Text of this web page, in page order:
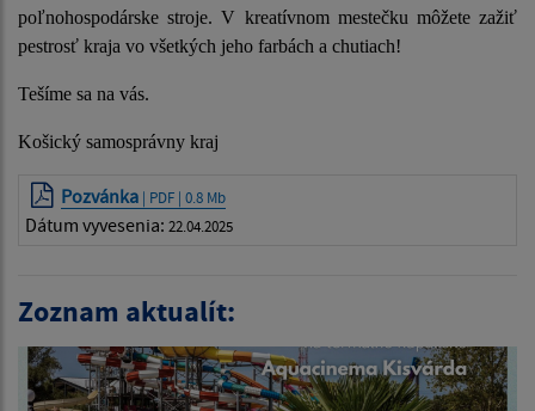
poľnohospodárske stroje. V kreatívnom mestečku môžete zažiť
pestrosť kraja vo všetkých jeho farbách a chutiach!
Tešíme sa na vás.
Košický samosprávny kraj
Pozvánka | PDF | 0.8 Mb
Dátum vyvesenia: 22.04.2025
Zoznam aktualít: